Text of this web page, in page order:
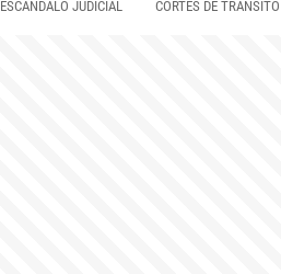
ESCÁNDALO JUDICIAL CORTES DE TRÁNSITO